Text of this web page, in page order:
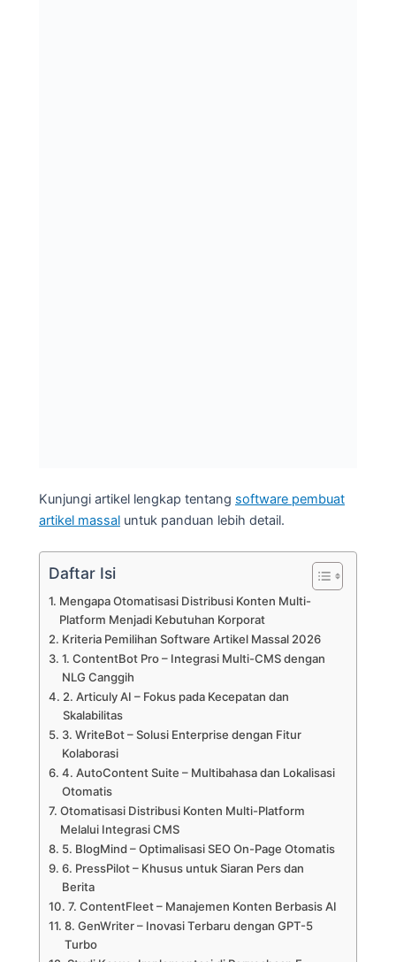
Kunjungi artikel lengkap tentang software pembuat
artikel massal untuk panduan lebih detail.
Daftar Isi
Mengapa Otomatisasi Distribusi Konten Multi-
Platform Menjadi Kebutuhan Korporat
Kriteria Pemilihan Software Artikel Massal 2026
1. ContentBot Pro – Integrasi Multi-CMS dengan
NLG Canggih
2. Articuly AI – Fokus pada Kecepatan dan
Skalabilitas
3. WriteBot – Solusi Enterprise dengan Fitur
Kolaborasi
4. AutoContent Suite – Multibahasa dan Lokalisasi
Otomatis
Otomatisasi Distribusi Konten Multi-Platform
Melalui Integrasi CMS
5. BlogMind – Optimalisasi SEO On-Page Otomatis
6. PressPilot – Khusus untuk Siaran Pers dan
Berita
7. ContentFleet – Manajemen Konten Berbasis AI
8. GenWriter – Inovasi Terbaru dengan GPT-5
Turbo